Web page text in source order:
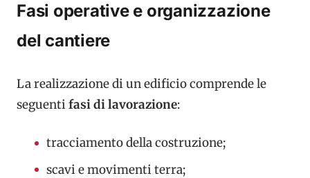
Fasi operative e organizzazione
del cantiere
La realizzazione di un edificio comprende le
seguenti fasi di lavorazione:
tracciamento della costruzione;
scavi e movimenti terra;